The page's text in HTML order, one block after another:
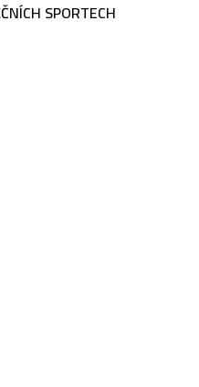
SPORTECH